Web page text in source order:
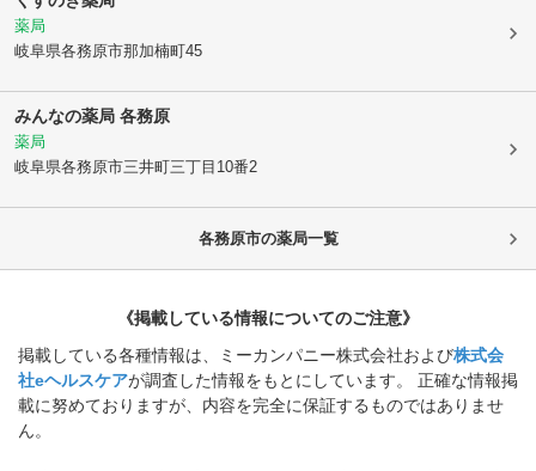
薬局
岐阜県各務原市那加楠町45
みんなの薬局 各務原
薬局
岐阜県各務原市三井町三丁目10番2
各務原市の薬局一覧
《掲載している情報についてのご注意》
掲載している各種情報は、ミーカンパニー株式会社および株式会
社eヘルスケアが調査した情報をもとにしています。 正確な情報掲
載に努めておりますが、内容を完全に保証するものではありませ
ん。